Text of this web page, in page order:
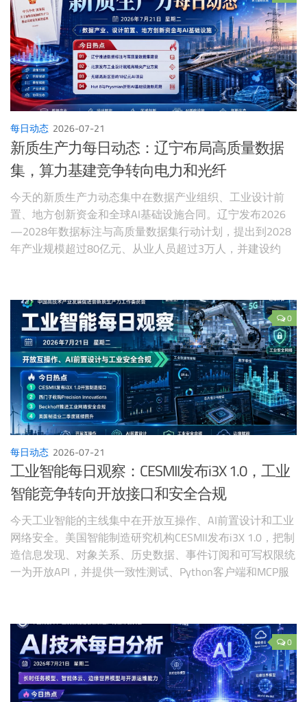
推出Grabette，用低成本手持装置采集机器人操作数据，试
图缓解具身智能最稀缺的数据供给问题。
每日动态 2026-07-21
新质生产力每日动态：辽宁布局高质量数据
集，算力基建竞争转向电力和光纤
今天的新质生产力动态集中在数据产业组织、工业设计前
置、地方创新资金和全球AI基础设施合同。辽宁发布2026
—2028年数据标注与高质量数据集行动计划，提出到2028
年产业规模超过80亿元、从业人员超过3万人，并建设约
0
每日动态 2026-07-21
工业智能每日观察：CESMII发布i3X 1.0，工业
智能竞争转向开放接口和安全合规
今天工业智能的主线集中在开放互操作、AI前置设计和工业
网络安全。美国智能制造研究机构CESMII发布i3X 1.0，把制
造信息发现、对象关系、历史数据、事件订阅和可写权限统
一为开放API，并提供一致性测试、Python客户端和MCP服
0